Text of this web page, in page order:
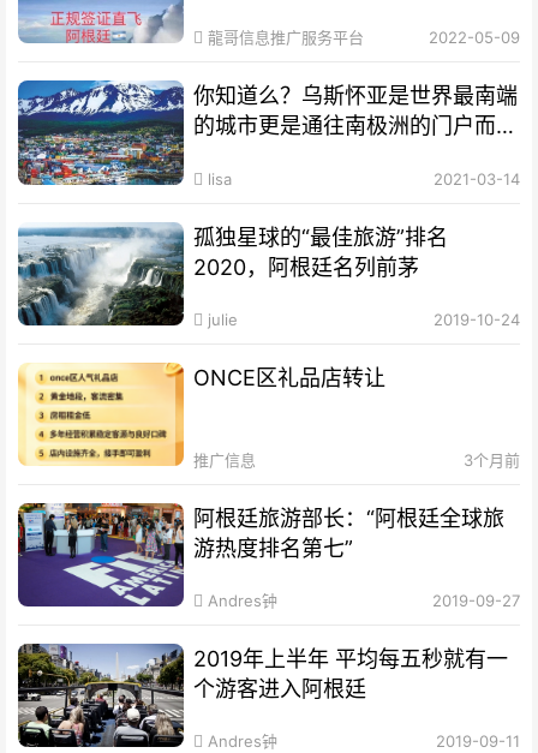
龍哥信息推广服务平台 2022-05-09
你知道么？乌斯怀亚是世界最南端
的城市更是通往南极洲的门户而驰
lisa 2021-03-14
孤独星球的“最佳旅游”排名
2020，阿根廷名列前茅
julie 2019-10-24
ONCE区礼品店转让
推广信息 3个月前
阿根廷旅游部长：“阿根廷全球旅
游热度排名第七”
Andres钟 2019-09-27
2019年上半年 平均每五秒就有一
个游客进入阿根廷
Andres钟 2019-09-11